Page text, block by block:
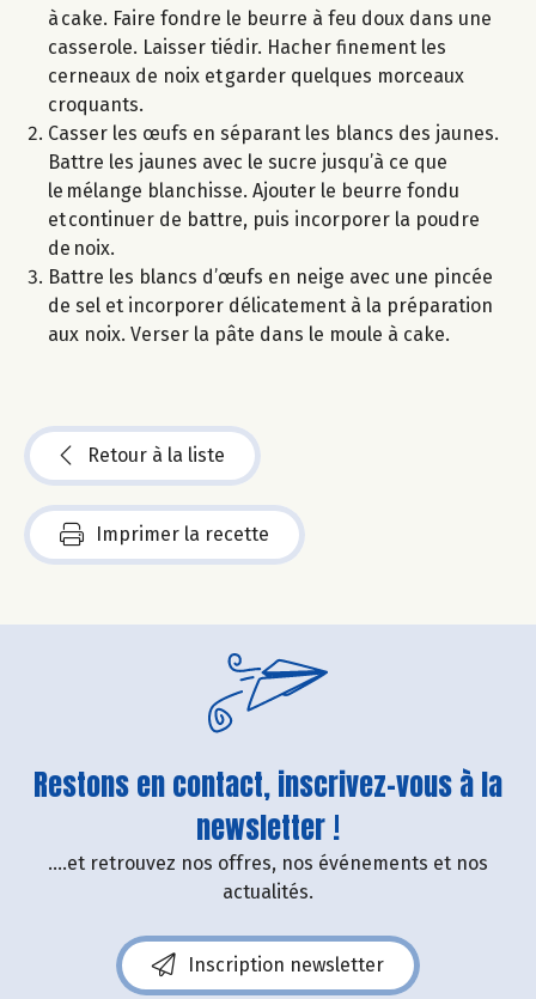
à cake. Faire fondre le beurre à feu doux dans une
casserole. Laisser tiédir. Hacher finement les
cerneaux de noix et garder quelques morceaux
croquants.
Casser les œufs en séparant les blancs des jaunes.
Battre les jaunes avec le sucre jusqu’à ce que
le mélange blanchisse. Ajouter le beurre fondu
et continuer de battre, puis incorporer la poudre
de noix.
Battre les blancs d’œufs en neige avec une pincée
de sel et incorporer délicatement à la préparation
aux noix. Verser la pâte dans le moule à cake.
Retour à la liste
Imprimer la recette
Restons en contact, inscrivez-vous à la
newsletter !
....et retrouvez nos offres, nos événements et nos
actualités.
Inscription newsletter